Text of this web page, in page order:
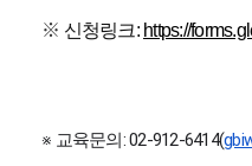
※ 신청링크: https://
※ 교육문의: 02-912-6414(